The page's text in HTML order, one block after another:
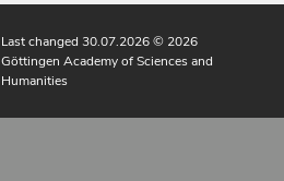
Last changed 30.07.2026© 2026
Göttingen Academy of Sciences and
Humanities